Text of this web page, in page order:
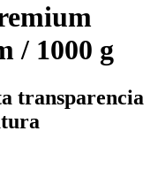
/ 1000 g
transparencia